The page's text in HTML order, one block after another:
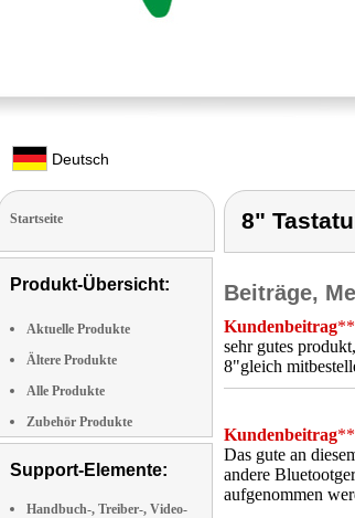
Deutsch
Startseite
Produkt-Übersicht:
Aktuelle Produkte
Ältere Produkte
Alle Produkte
Zubehör Produkte
Support-Elemente:
Handbuch-, Treiber-, Video-
8"
Beiträge,
Kundenbeitrag
sehr gutes
8"gleich
Kundenbeitrag
Das gute an
andere
aufgenommen